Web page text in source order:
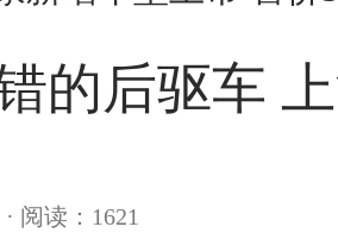
的后驱车
阅读：1621